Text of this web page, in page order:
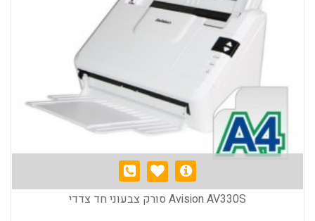
Avision AV330S סורק צבעוני חד צדדי